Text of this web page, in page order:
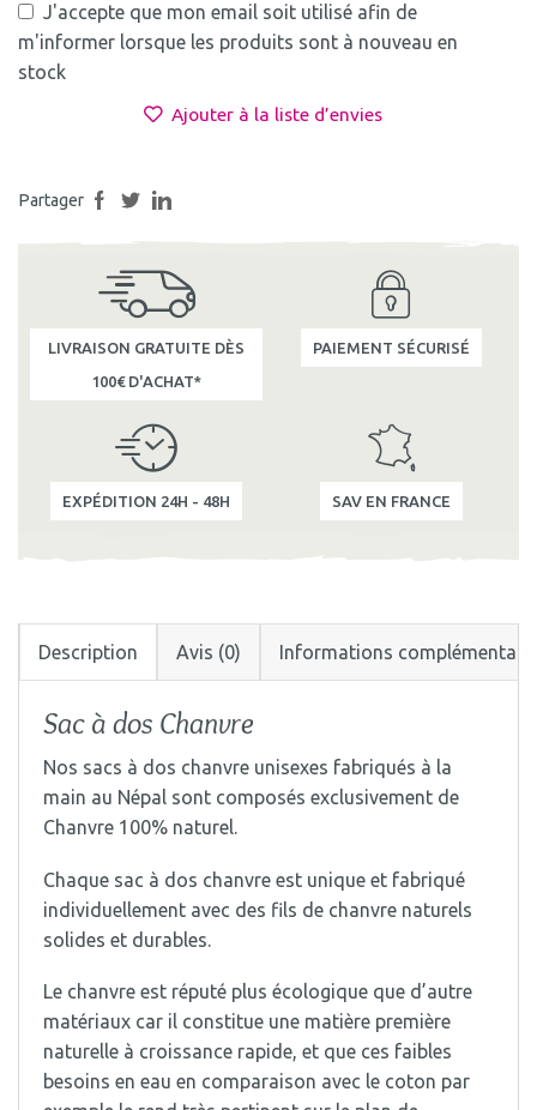
J'accepte que mon email soit utilisé afin de
m'informer lorsque les produits sont à nouveau en
stock
Ajouter à la liste d’envies
Partager
LIVRAISON GRATUITE DÈS
100€ D'ACHAT*
PAIEMENT SÉCURISÉ
EXPÉDITION 24H - 48H SAV EN FRANCE
Description Avis (0) Informations
Sac à dos Chanvre
Nos sacs à dos chanvre unisexes fabriqués à la
main au Népal sont composés exclusivement de
Chanvre 100% naturel.
Chaque sac à dos chanvre est unique et fabriqué
individuellement avec des fils de chanvre naturels
solides et durables.
Le chanvre est réputé plus écologique que d’autre
matériaux car il constitue une matière première
naturelle à croissance rapide, et que ces faibles
besoins en eau en comparaison avec le coton par